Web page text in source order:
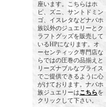
座います。こちらはホ
ピ、ズニ、サントドミン
ゴ、イスレタなどナバホ
族以外のジュエリーとク
ラフトグッズを販売して
いるHPになります。オ
ーセンティック専門店な
らではの圧巻の品揃えと
リーズナブルなプライス
でご提供できるように心
がけております。ナバホ
族ジュエリーはこちらを
クリックして下さい。